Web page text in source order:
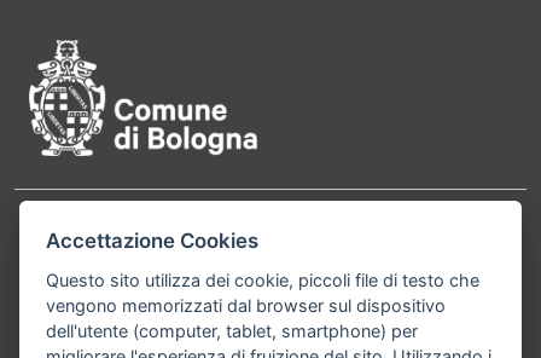
Contatti
Comune di Bologna, Piazza Maggiore, 6 - 40124
Bologna P.Iva 01232710374 Cod. IBAN: IT 88 R
02008 02435 000020067156
Accettazione Cookies
Questo sito utilizza dei cookie, piccoli file di testo che
vengono memorizzati dal browser sul dispositivo
dell'utente (computer, tablet, smartphone) per